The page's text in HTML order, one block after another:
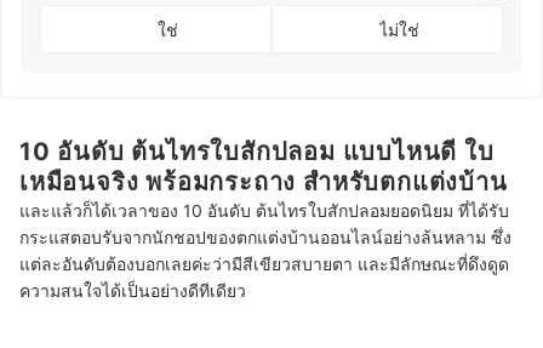
ใช่ ไม่ใช่
10 อันดับ ต้นไทรใบสักปลอม แบบไหนดี ใบ
เหมือนจริง พร้อมกระถาง สำหรับตกแต่งบ้าน
และแล้วก็ได้เวลาของ 10 อันดับ ต้นไทรใบสักปลอมยอดนิยม ที่ได้รับ
กระแสตอบรับจากนักชอปของตกแต่งบ้านออนไลน์อย่างล้นหลาม ซึ่ง
แต่ละอันดับต้องบอกเลยค่ะว่ามีสีเขียวสบายตา และมีลักษณะที่ดึงดูด
ความสนใจได้เป็นอย่างดีทีเดียว